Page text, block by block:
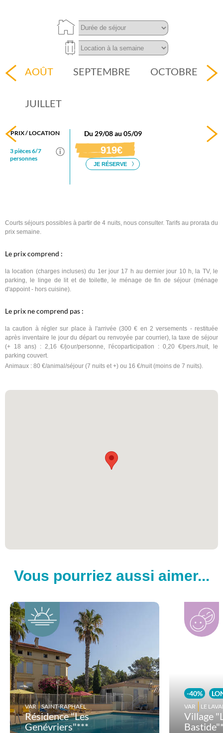
Courts séjours possibles à partir de 4 nuits, nous consulter. Tarifs au prorata du
prix semaine.
Le prix comprend :
la location (charges incluses) du 1er jour 17 h au dernier jour 10 h, la TV, le
parking, le linge de lit et de toilette, le ménage de fin de séjour (ménage
d'appoint - hors cuisine).
Le prix ne comprend pas :
la caution à régler sur place à l'arrivée (300 € en 2 versements - restituée
après inventaire le jour du départ ou renvoyée par courrier), la taxe de séjour
(+ 18 ans) : 2,16 €/jour/personne, l'écoparticipation : 0,20 €/pers./nuit, le
parking couvert.
Animaux : 80 €/animal/séjour (7 nuits et +) ou 16 €/nuit (moins de 7 nuits).
Vous pourriez aussi aimer...
VAR SAINT-RAPHAËL
Résidence "Les
Genévriers"***
-40%
VAR LE
Village